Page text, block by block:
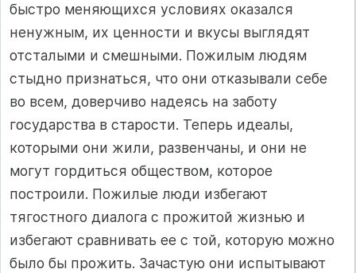
быстро меняющихся условиях оказался
ненужным, их ценности и вкусы выглядят
отсталыми и смешными. Пожилым людям
стыдно признаться, что они отказывали себе
во всем, доверчиво надеясь на заботу
государства в старости. Теперь идеалы,
которыми они жили, развенчаны, и они не
могут гордиться обществом, которое
построили. Пожилые люди избегают
тягостного диалога с прожитой жизнью и
избегают сравнивать ее с той, которую можно
было бы прожить. Зачастую они испытывают